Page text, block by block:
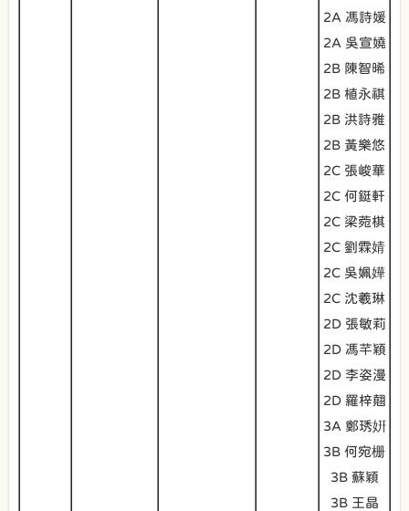
2A 馮詩媛
2A 吳宣嬈
2B 陳智晞
2B 植永祺
2B 洪詩雅
2B 黃樂悠
2C 張峻華
2C 何鋌軒
2C 梁菀棋
2C 劉霖婧
2C 吳姵嬅
2C 沈羲琳
2D 張敏莉
2D 馮芊穎
2D 李姿漫
2D 羅梓翹
3A 鄭琇姸
3B 何宛栅
3B 蘇穎
3B 王晶